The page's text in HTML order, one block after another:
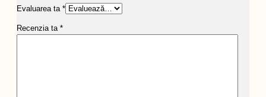
Evaluarea ta *
Recenzia ta *